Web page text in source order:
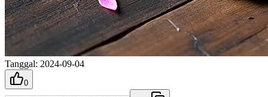
Tanggal: 2024-09-04
0